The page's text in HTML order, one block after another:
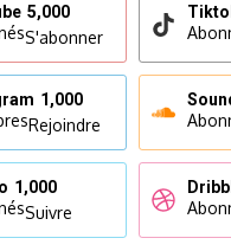
5,000
S'abonner
1,000
Rejoindre
1,000
Suivre